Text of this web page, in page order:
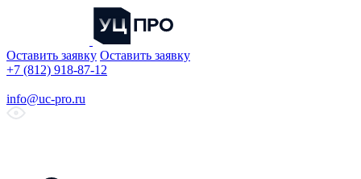
Оставить заявку Оставить заявку
+7 (812) 918-87-12
info@uc-pro.ru